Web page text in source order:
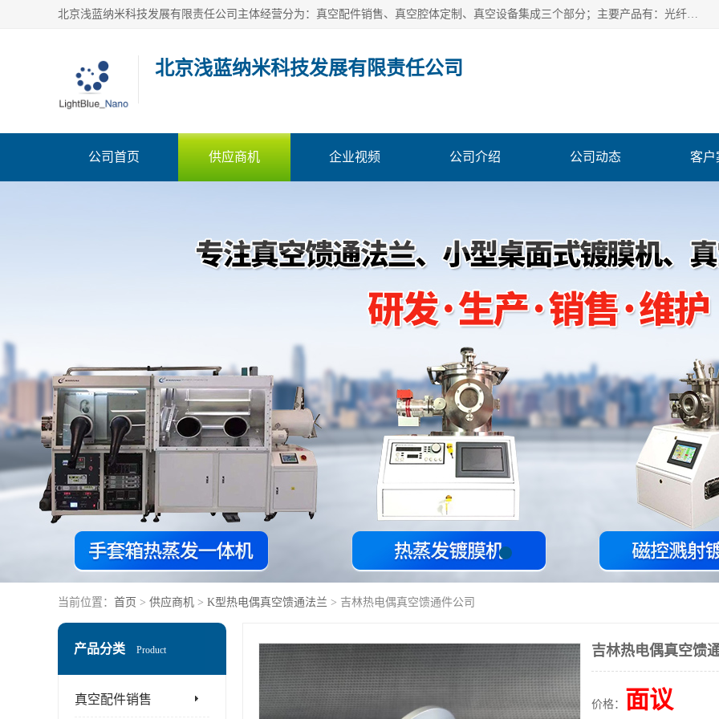
北京浅蓝纳米科技发展有限责任公司主体经营分为：真空配件销售、真空腔体定制、真空设备集成三个部分；主要产品有：光纤真空馈通法兰、光纤真空法兰、光纤法兰、低损耗光纤真空法兰；源瓶、ALD源瓶、MO源瓶、CVD源瓶、50ml源瓶现货、隔膜阀、波纹管密封阀；真空航插电极法兰、电极法兰、真空法兰、信号法兰、陶封电极法兰、D型真空电极；真空腔体定制、磁控溅射、热蒸发镀膜机、PE-CVD、ALD；
北京浅蓝纳米科技发展有限责任公司
公司首页 供应商机 企业视频 公司介绍 公司动态 客户
当前位置： 首页 > 供应商机 > K型热电偶真空馈通法兰 > 吉林热电偶真空馈通件公司
产品分类 Product
真空配件销售
吉林热电偶真空馈
价格： 面议